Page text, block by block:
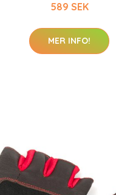
589 SEK
MER INFO!